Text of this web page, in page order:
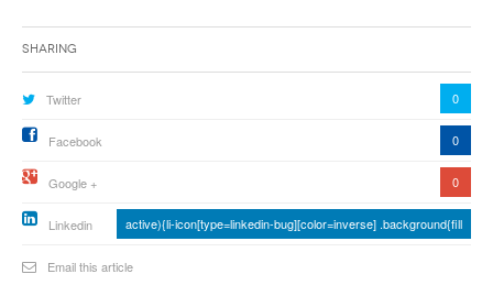
Sharing
Twitter 0
Facebook 0
Google + 0
Linkedin active){li-icon[type=linkedin-bug][color=inverse] .background{fill
Email this article